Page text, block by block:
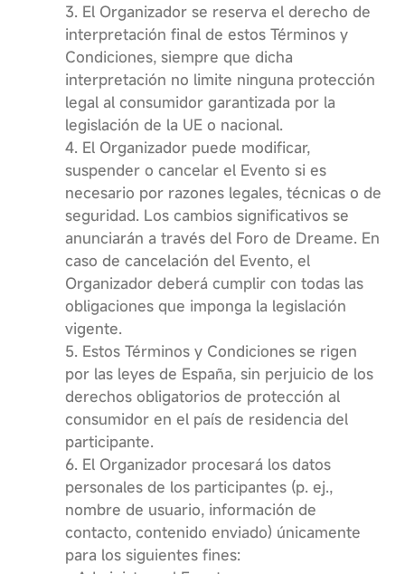
3. El Organizador se reserva el derecho de
interpretación final de estos Términos y
Condiciones, siempre que dicha
interpretación no limite ninguna protección
legal al consumidor garantizada por la
legislación de la UE o nacional.
4. El Organizador puede modificar,
suspender o cancelar el Evento si es
necesario por razones legales, técnicas o de
seguridad. Los cambios significativos se
anunciarán a través del Foro de Dreame. En
caso de cancelación del Evento, el
Organizador deberá cumplir con todas las
obligaciones que imponga la legislación
vigente.
5. Estos Términos y Condiciones se rigen
por las leyes de España, sin perjuicio de los
derechos obligatorios de protección al
consumidor en el país de residencia del
participante.
6. El Organizador procesará los datos
personales de los participantes (p. ej.,
nombre de usuario, información de
contacto, contenido enviado) únicamente
para los siguientes fines: